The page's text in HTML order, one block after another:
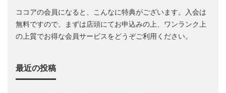
ココアの会員になると、こんなに特典がございます。入会は
無料ですので、まずは店頭にてお申込みの上、ワンランク上
の上質でお得な会員サービスをどうぞご利用ください。
最近の投稿